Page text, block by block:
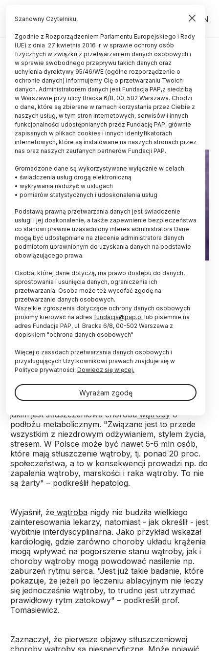
PL EN
ZDROWIE
Hepatolog: W Polsce może być
nawet 5-6 mln osób, które mają
stłuszczenie wątroby
07.12.2023
aktualizacja: 07.12.2023
4 minuty czytania
Stłuszczeniowa choroba wątroby o podłożu
metabolicznym związana jest przede wszystkim z
niezdrowym odżywianiem, stylem życia, stresem.
W Polsce może być nawet 5-6 mln osób, które
mają stłuszczenie wątroby, tj. ponad 20 proc.
społeczeństwa – ostrzegł hepatolog prof.
W rozmowie z PAP kierownik Kliniki Chorób
Zakaźnych i Hepatologii Uniwersyteckiego Szpitala
Klinicznego nr 1 w Lublinie prof. Krzysztof
jakim jest stłuszczeniowa choroba wątroby o
podłożu metabolicznym. "Związane jest to przede
wszystkim z niezdrowym odżywianiem, stylem życia,
stresem. W Polsce może być nawet 5-6 mln osób,
które mają stłuszczenie wątroby, tj. ponad 20 proc.
społeczeństwa, a to w konsekwencji prowadzi np. do
zapalenia wątroby, marskości i raka wątroby. To nie
są żarty" – podkreślił hepatolog.
Wyjaśnił, że wątroba nigdy nie budziła wielkiego
zainteresowania lekarzy, natomiast - jak określił - jest
wybitnie interdyscyplinarna. Jako przykład wskazał
kardiologię, gdzie zarówno choroby układu krążenia
mogą wpływać na pogorszenie stanu wątroby, jak i
choroby wątroby mogą powodować nasilenie np.
zaburzeń rytmu serca. "Jest już takie badanie, które
pokazuje, że jeżeli po leczeniu ablacyjnym nie leczy
się jednocześnie wątroby, to trudno jest utrzymać
prawidłowy rytm zatokowy" – podkreślił prof.
Tomasiewicz.
Zaznaczył, że pierwsze objawy stłuszczeniowej
Szanowny Czytelniku,
Zgodnie z Rozporządzeniem Parlamentu Europejskiego i Rady
(UE) z dnia 27 kwietnia 2016 r. w sprawie ochrony osób
fizycznych w związku z przetwarzaniem danych osobowych i
w sprawie swobodnego przepływu takich danych oraz
uchylenia dyrektywy 95/46/WE (ogólne rozporządzenie o
ochronie danych) informujemy Cię o przetwarzaniu Twoich
danych. Administratorem danych jest Fundacja PAP,z siedzibą
w Warszawie przy ulicy Bracka 6/8, 00-502 Warszawa. Chodzi
o dane, które są zbierane w ramach korzystania przez Ciebie z
naszych usług, w tym stron internetowych, serwisów i innych
funkcjonalności udostępnianych przez Fundację PAP, głównie
zapisanych w plikach cookies i innych identyfikatorach
internetowych, które są instalowane na naszych stronach przez
nas oraz naszych zaufanych partnerów Fundacji PAP.
Gromadzone dane są wykorzystywane wyłącznie w celach:
• świadczenia usług drogą elektroniczną
• wykrywania nadużyć w usługach
• pomiarów statystycznych i udoskonalenia usług
Podstawą prawną przetwarzania danych jest świadczenie
usługi i jej doskonalenie, a także zapewnienie bezpieczeństwa
co stanowi prawnie uzasadniony interes administratora Dane
mogą być udostępniane na zlecenie administratora danych
podmiotom uprawnionym do uzyskania danych na podstawie
obowiązującego prawa.
Osoba, której dane dotyczą, ma prawo dostępu do danych,
sprostowania i usunięcia danych, ograniczenia ich
przetwarzania. Osoba może też wycofać zgodę na
przetwarzanie danych osobowych.
Wszelkie zgłoszenia dotyczące ochrony danych osobowych
prosimy kierować na adres fundacja@pap.pl lub pisemnie na
adres Fundacja PAP, ul. Bracka 6/8, 00-502 Warszawa z
dopiskiem "ochrona danych osobowych"
Więcej o zasadach przetwarzania danych osobowych i
przysługujących Użytkownikowi prawach znajduje się w
Polityce prywatności. Dowiedz się więcej.
Wyrażam zgodę